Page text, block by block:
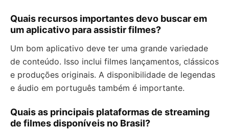
Quais recursos importantes devo buscar em
um aplicativo para assistir filmes?
Um bom aplicativo deve ter uma grande variedade
de conteúdo. Isso inclui filmes lançamentos, clássicos
e produções originais. A disponibilidade de legendas
e áudio em português também é importante.
Quais as principais plataformas de streaming
de filmes disponíveis no Brasil?